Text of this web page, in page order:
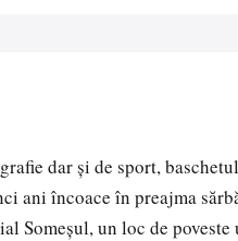
dar şi de sport,
ani încoace în preajma
Someşul, un loc de poveste